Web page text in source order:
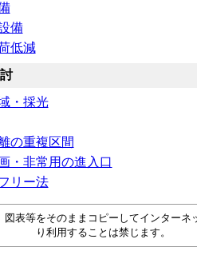
備
低減
・採光
の重複区間
・非常用の進入口
リー法
表等をそのままコピーしてインターネ
り利用することは禁じます。